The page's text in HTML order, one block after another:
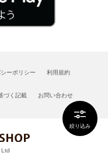
絞り込み
ーポリシー 利用規約
づく記載 お問い合わせ
Ltd